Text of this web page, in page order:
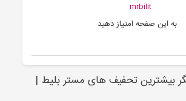
mrbilit
به این صفحه امتیاز دهید
بیشترین تحفیف های مستر بلیط |